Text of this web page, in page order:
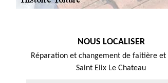
NOUS LOCALISER
Réparation et changement de faitière
Saint Elix Le Chateau